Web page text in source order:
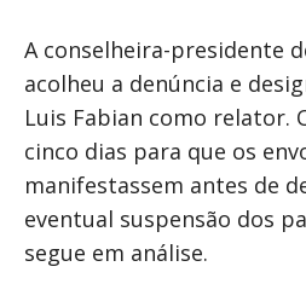
A conselheira-presidente
acolheu a denúncia e
Luis Fabian como relator.
cinco dias para que os
manifestassem antes de
eventual suspensão dos
segue em análise.